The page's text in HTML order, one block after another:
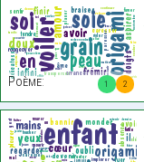
1 2
Poème: